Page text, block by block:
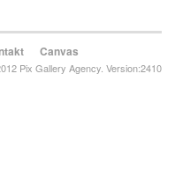
Canvas
Pix Gallery Agency. Version:2410